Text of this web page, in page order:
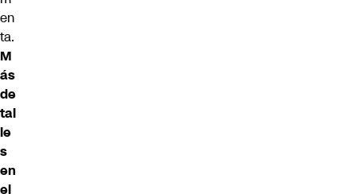
en
ta.
M
ás
de
tal
le
s
en
el